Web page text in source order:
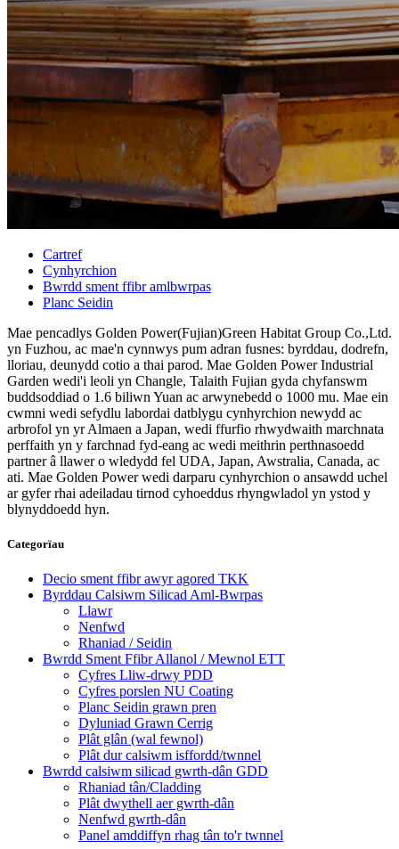
Cartref
Cynhyrchion
Bwrdd sment ffibr amlbwrpas
Planc Seidin
Mae pencadlys Golden Power(Fujian)Green Habitat Group Co.,Ltd.
yn Fuzhou, ac mae'n cynnwys pum adran fusnes: byrddau, dodrefn,
lloriau, deunydd cotio a thai parod. Mae Golden Power Industrial
Garden wedi'i leoli yn Changle, Talaith Fujian gyda chyfanswm
buddsoddiad o 1.6 biliwn Yuan ac arwynebedd o 1000 mu. Mae ein
cwmni wedi sefydlu labordai datblygu cynhyrchion newydd ac
arbrofol yn yr Almaen a Japan, wedi ffurfio rhwydwaith marchnata
perffaith yn y farchnad fyd-eang ac wedi meithrin perthnasoedd
partner â llawer o wledydd fel UDA, Japan, Awstralia, Canada, ac
ati. Mae Golden Power wedi darparu cynhyrchion o ansawdd uchel
ar gyfer rhai adeiladau tirnod cyhoeddus rhyngwladol yn ystod y
blynyddoedd hyn.
Categorïau
Decio sment ffibr awyr agored TKK
Byrddau Calsiwm Silicad Aml-Bwrpas
Llawr
Nenfwd
Rhaniad / Seidin
Bwrdd Sment Ffibr Allanol / Mewnol ETT
Cyfres Lliw-drwy PDD
Cyfres porslen NU Coating
Planc Seidin grawn pren
Dyluniad Grawn Cerrig
Plât glân (wal fewnol)
Plât dur calsiwm isffordd/twnnel
Bwrdd calsiwm silicad gwrth-dân GDD
Rhaniad tân/Cladding
Plât dwythell aer gwrth-dân
Nenfwd gwrth-dân
Panel amddiffyn rhag tân to'r twnnel